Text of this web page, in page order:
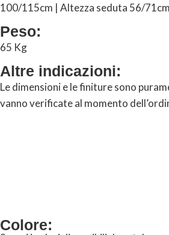
100/115cm | Altezza seduta 56/71cm
Peso:
65 Kg
Altre indicazioni:
Le dimensioni e le finiture sono
vanno verificate al momento
Colore: